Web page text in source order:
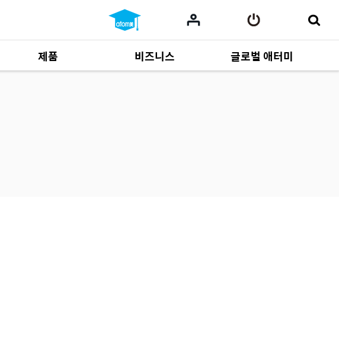
제품
제품 자료685
비즈니스
사업 자료165
글로벌 애터미